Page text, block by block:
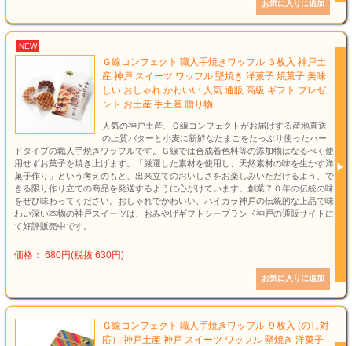
NEW
Ｇ線コンフェクト 職人手焼きワッフル ３枚入 神戸土
産 神戸 スイーツ ワッフル 堅焼き 洋菓子 焼菓子 美味
しい おしゃれ かわいい 人気 通販 高級 ギフト プレゼ
ント お土産 手土産 贈り物
人気の神戸土産、Ｇ線コンフェクトがお届けする産地直送
の上質バターと小麦に新鮮なたまごをたっぷり使ったハー
ドタイプの職人手焼きワッフルです。Ｇ線では合成着色料等の添加物はなるべく使
用せずお菓子を焼き上げます。「厳選した素材を使用し、天然素材の味を生かす洋
菓子作り」という考えのもと、出来立てのおいしさをお楽しみいただけるよう、で
きる限り作り立ての商品を発送するように心がけています。創業７０年の伝統の味
をぜひ味わってください。おしゃれでかわいい、ハイカラ神戸の伝統的な上品で味
わい深い本物の神戸スイーツは、おみやげギフトシーブランド神戸の通販サイトに
て好評販売中です。
価格： 680円(税抜 630円)
Ｇ線コンフェクト 職人手焼きワッフル ９枚入 (のし対
応） 神戸土産 神戸 スイーツ ワッフル 堅焼き 洋菓子